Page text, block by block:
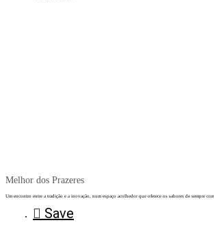
Melhor dos Prazeres
Um encontro entre a tradição e a inovação, num espaço acolhedor que oferece os sabores de sempre
Save